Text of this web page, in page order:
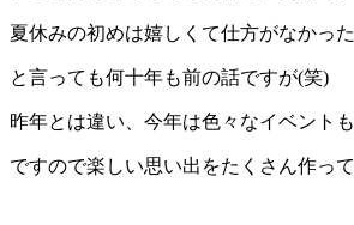
夏休みの初めは嬉しくて仕方がなかっ
と言っても何十年も前の話ですが(笑)
昨年とは違い、今年は色々なイベント
ですので楽しい思い出をたくさん作って